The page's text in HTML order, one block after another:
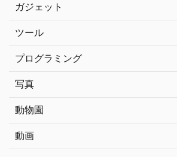
ガジェット
ツール
プログラミング
写真
動物園
動画